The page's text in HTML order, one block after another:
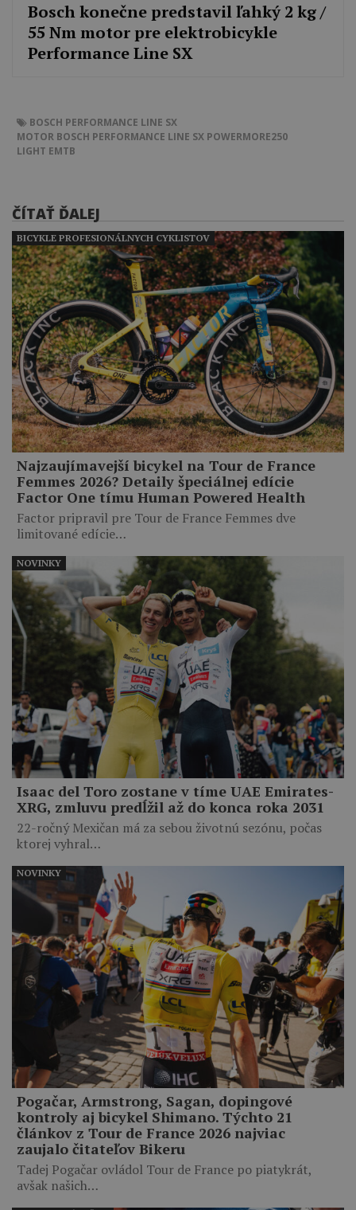
Bosch konečne predstavil ľahký 2 kg /
55 Nm motor pre elektrobicykle
Performance Line SX
BOSCH PERFORMANCE LINE SX
MOTOR BOSCH PERFORMANCE LINE SX POWERMORE250
LIGHT EMTB
ČÍTAŤ ĎALEJ
Najzaujímavejší bicykel na Tour de France
Femmes 2026? Detaily špeciálnej edície
Factor One tímu Human Powered Health
Factor pripravil pre Tour de France Femmes dve
limitované edície…
BICYKLE PROFESIONÁLNYCH CYKLISTOV
Isaac del Toro zostane v tíme UAE Emirates-
XRG, zmluvu predĺžil až do konca roka 2031
22-ročný Mexičan má za sebou životnú sezónu, počas
ktorej vyhral…
NOVINKY
Pogačar, Armstrong, Sagan, dopingové
kontroly aj bicykel Shimano. Týchto 21
článkov z Tour de France 2026 najviac
zaujalo čitateľov Bikeru
Tadej Pogačar ovládol Tour de France po piatykrát,
avšak našich…
NOVINKY